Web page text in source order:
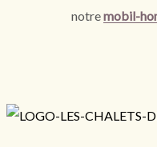
notremobil-